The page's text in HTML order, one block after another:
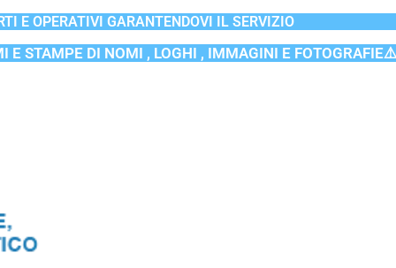
E OPERATIVI GARANTENDOVI IL SERVIZIO
E STAMPE DI NOMI , LOGHI , IMMAGINI E